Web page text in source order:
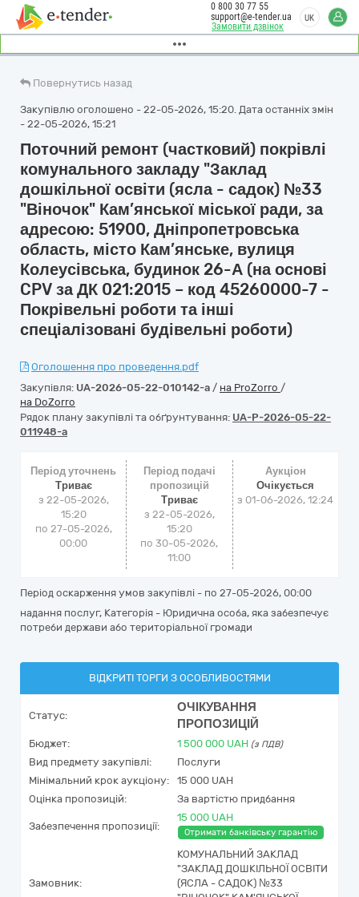
Замовити дзвінок
0 800 30 77 55
support@e-tender.ua
UK
Повернутись назад
Закупівлю оголошено - 22-05-2026, 15:20. Дата останніх змін
- 22-05-2026, 15:21
Поточний ремонт (частковий) покрівлі
комунального закладу "Заклад
дошкільної освіти (ясла - садок) №33
"Віночок" Кам’янської міської ради, за
адресою: 51900, Дніпропетровська
область, місто Кам’янське, вулиця
Колеусівська, будинок 26-А (на основі
CPV за ДК 021:2015 – код 45260000-7 -
Покрівельні роботи та інші
спеціалізовані будівельні роботи)
Оголошення про проведення.pdf
Закупівля: UA-2026-05-22-010142-a / на ProZorro /
на DoZorro
Рядок плану закупівлі та обґрунтування: UA-P-2026-05-22-
011948-a
Період уточнень
Триває
з 22-05-2026,
15:20
по 27-05-2026,
00:00
Період подачі
пропозицій
Триває
з 22-05-2026,
15:20
по 30-05-2026,
11:00
Аукціон
Очікується
з 01-06-2026, 12:24
Період оскарження умов закупівлі - по 27-05-2026, 00:00
надання послуг, Категорія - Юридична особа, яка забезпечує
потреби держави або територіальної громади
ВІДКРИТІ ТОРГИ З ОСОБЛИВОСТЯМИ
Статус:
ОЧІКУВАННЯ
ПРОПОЗИЦІЙ
Бюджет: 1 500 000 UAH (з ПДВ)
Вид предмету закупівлі:
Послуги
Мінімальний крок аукціону:
15 000 UAH
Оцінка пропозицій:
За вартістю придбання
Забезпечення пропозиції:
15 000 UAH
Отримати банківську гарантію
Замовник:
КОМУНАЛЬНИЙ ЗАКЛАД
"ЗАКЛАД ДОШКІЛЬНОЇ ОСВІТИ
(ЯСЛА - САДОК) №33